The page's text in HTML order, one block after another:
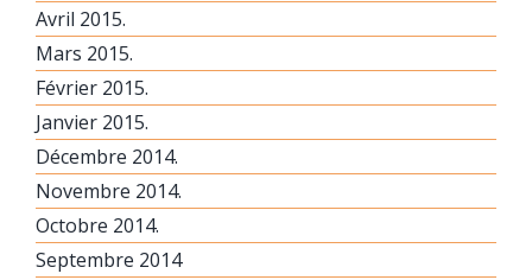
Avril 2015.
Mars 2015.
Février 2015.
Janvier 2015.
Décembre 2014.
Novembre 2014.
Octobre 2014.
Septembre 2014